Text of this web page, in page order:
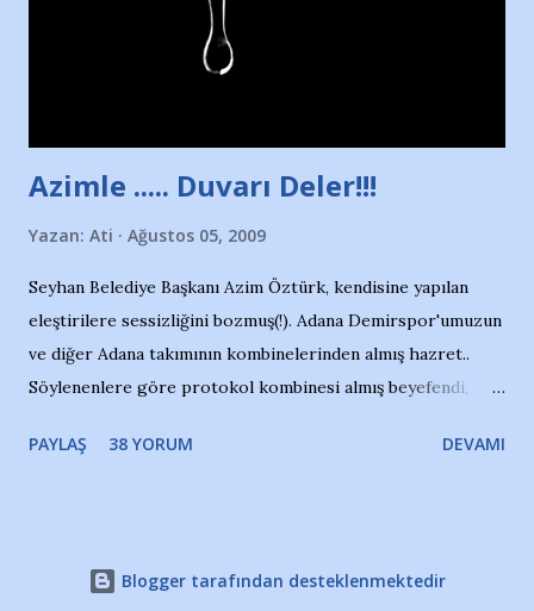
kızından biri oluyor o gün…Giriyor havuza. 1973 – 1975
Adana Nesrin, 16 yaşında. Yüzüyor. 7 yaşında girdiği
Türkiye 3.lüğü var. 17 yaşında mar...
Azimle ..... Duvarı Deler!!!
Yazan: Ati Ağustos 05, 2009
Seyhan Belediye Başkanı Azim Öztürk, kendisine yapılan
eleştirilere sessizliğini bozmuş(!). Adana Demirspor'umuzun
ve diğer Adana takımının kombinelerinden almış hazret..
Söylenenlere göre protokol kombinesi almış beyefendi,
ki kombineyi Bekir Başkan'dan alırken; dillere destan..
Takımıma maddi gelir oldu diye seviniyorum, fakat bu
PAYLAŞ 38 YORUM DEVAMI
Blogger tarafından desteklenmektedir